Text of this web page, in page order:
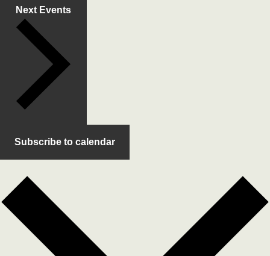
Next Events
Subscribe to calendar